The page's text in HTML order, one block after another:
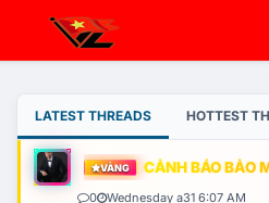
LATEST THREADS HOTTEST
VÀNG CẢNH BÁO BẢO
0 Wednesday a31 6:07 AM